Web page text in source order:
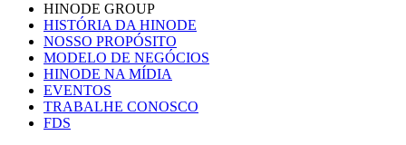
HINODE GROUP
HISTÓRIA DA HINODE
NOSSO PROPÓSITO
MODELO DE NEGÓCIOS
HINODE NA MÍDIA
EVENTOS
TRABALHE CONOSCO
FDS